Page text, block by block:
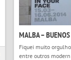
MALBA –
Fiquei muito
entre outros